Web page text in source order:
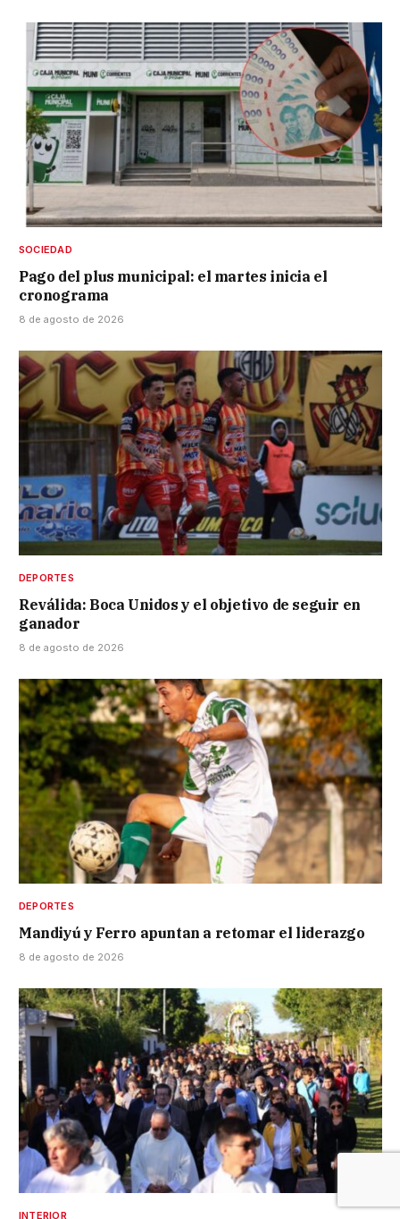
SOCIEDAD
Pago del plus municipal: el martes inicia el
cronograma
8 de agosto de 2026
DEPORTES
Reválida: Boca Unidos y el objetivo de seguir en
ganador
8 de agosto de 2026
DEPORTES
Mandiyú y Ferro apuntan a retomar el liderazgo
8 de agosto de 2026
INTERIOR